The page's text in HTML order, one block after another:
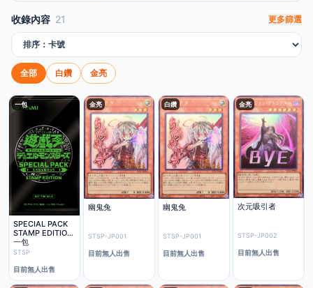
收錄內容 21 更多篩選
排序方式
全部 白鑽 金亮
一包
SPECIAL PACK
STAMP EDITION
一包
STSP
目前無人出售
金亮
幽鬼兔
STSP-JP001
目前無人出售
白鑽
幽鬼兔
STSP-JP001
目前無人出售
金亮
次元吸引者
STSP-JP002
目前無人出售